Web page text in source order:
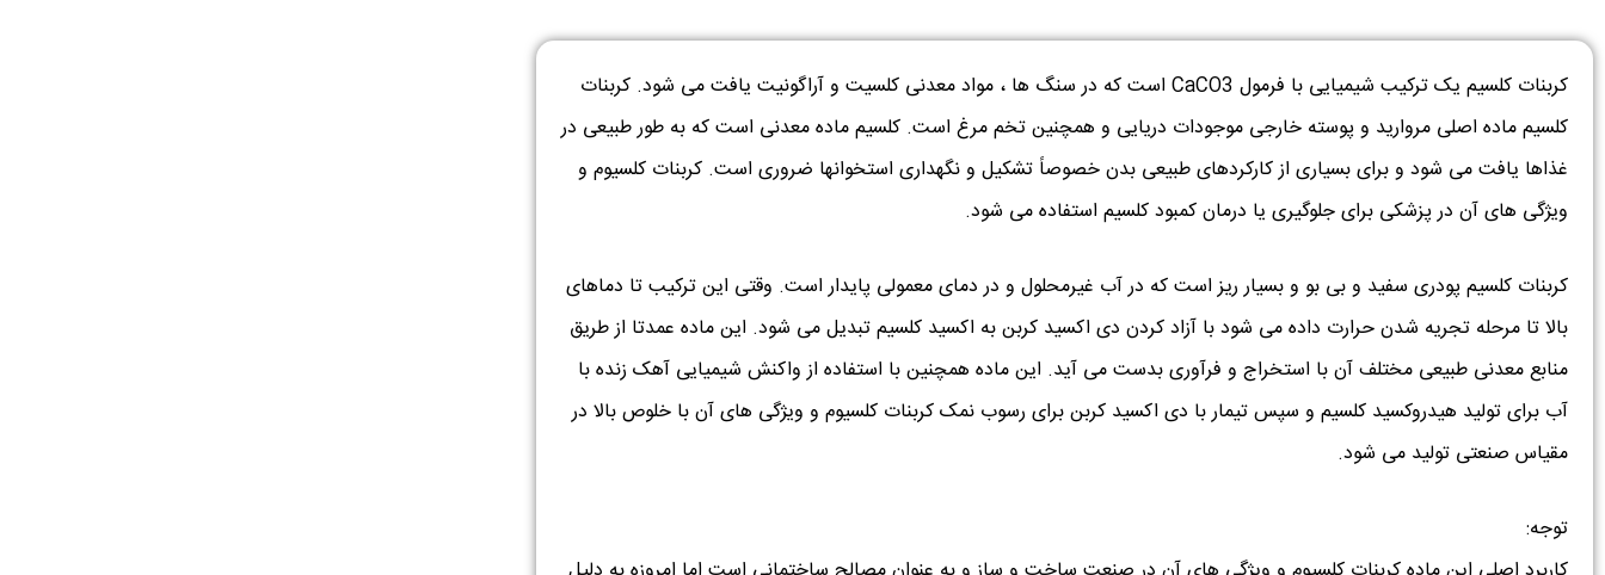
کربنات کلسیم یک ترکیب شیمیایی با فرمول CaCO3 است که در سنگ ها ، مواد معدنی کلسیت و آراگونیت یافت می شود. کربنات
کلسیم ماده اصلی مروارید و پوسته خارجی موجودات دریایی و همچنین تخم مرغ است. کلسیم ماده معدنی است که به طور طبیعی در
غذاها یافت می شود و برای بسیاری از کارکردهای طبیعی بدن خصوصاً تشکیل و نگهداری استخوانها ضروری است. کربنات کلسیوم و
ویژگی های آن در پزشکی برای جلوگیری یا درمان کمبود کلسیم استفاده می شود.
کربنات کلسیم پودری سفید و بی بو و بسیار ریز است که در آب غیرمحلول و در دمای معمولی پایدار است. وقتی این ترکیب تا دماهای
بالا تا مرحله تجریه شدن حرارت داده می شود با آزاد کردن دی اکسید کربن به اکسید کلسیم تبدیل می شود. این ماده عمدتا از طریق
منابع معدنی طبیعی مختلف آن با استخراج و فرآوری بدست می آید. این ماده همچنین با استفاده از واکنش شیمیایی آهک زنده با
آب برای تولید هیدروکسید کلسیم و سپس تیمار با دی اکسید کربن برای رسوب نمک کربنات کلسیوم و ویژگی های آن با خلوص بالا در
مقیاس صنعتی تولید می شود.
توجه: